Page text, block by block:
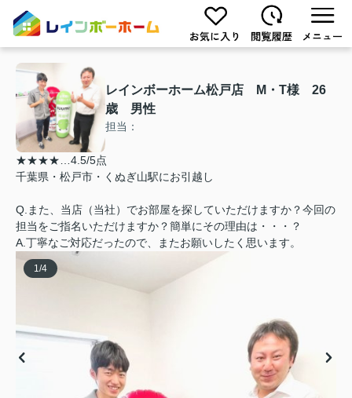
レインボーホーム松戸店 M・T様 26
歳 男性
担当：
★★★★…4.5/5点
千葉県・松戸市・くぬぎ山駅にお引越し
Q.また、当店（当社）でお部屋を探していただけますか？今回の
担当をご指名いただけますか？簡単にその理由は・・・？
A.丁寧なご対応だったので、またお願いしたく思います。
1 /4